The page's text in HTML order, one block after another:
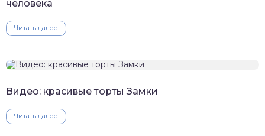
человека
Читать далее
Видео: красивые торты Замки
Читать далее